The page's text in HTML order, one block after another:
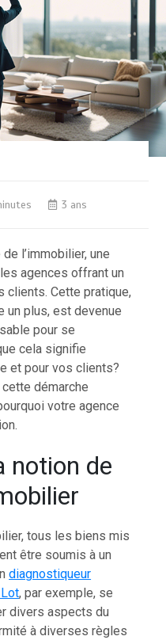
3 ans
l’immobilier, une
agences offrant un
clients. Cette pratique,
un plus, est devenue
pour se
cela signifie
et pour vos clients?
démarche
votre agence
notion de
tous les biens mis
être soumis à un
diagnostiqueur
, par exemple, se
divers aspects du
à diverses règles